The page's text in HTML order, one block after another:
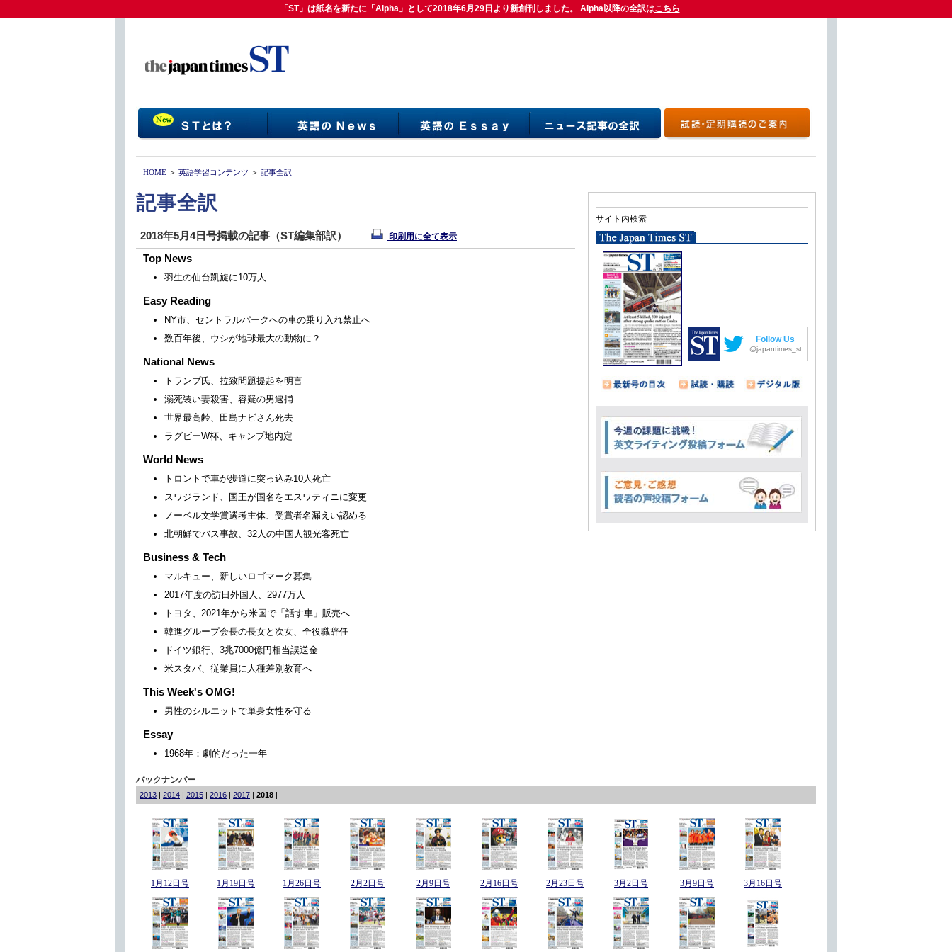
「ST」は紙名を新たに「Alpha」として2018年6月29日より新創刊しました。 Alpha以降の全訳はこちら
「ST」は紙名を新たに「Alpha」として2018年6月29日より新創刊しました。 Alpha以降の全訳はこちら
HOME ＞ 英語学習コンテンツ ＞ 記事全訳
記事全訳
2018年5月4日号掲載の記事（ST編集部訳） 印刷用に全て表示
Top News
羽生の仙台凱旋に10万人
Easy Reading
NY市、セントラルパークへの車の乗り入れ禁止へ
数百年後、ウシが地球最大の動物に？
National News
トランプ氏、拉致問題提起を明言
溺死装い妻殺害、容疑の男逮捕
世界最高齢、田島ナビさん死去
ラグビーW杯、キャンプ地内定
World News
トロントで車が歩道に突っ込み10人死亡
スワジランド、国王が国名をエスワティニに変更
ノーベル文学賞選考主体、受賞者名漏えい認める
北朝鮮でバス事故、32人の中国人観光客死亡
Business & Tech
マルキュー、新しいロゴマーク募集
2017年度の訪日外国人、2977万人
トヨタ、2021年から米国で「話す車」販売へ
韓進グループ会長の長女と次女、全役職辞任
ドイツ銀行、3兆7000億円相当誤送金
米スタバ、従業員に人種差別教育へ
This Week's OMG!
男性のシルエットで単身女性を守る
Essay
1968年：劇的だった一年
サイト内検索
Follow Us
@japantimes_st
バックナンバー
2013 | 2014 | 2015 | 2016 | 2017 | 2018 |
1月12日号 1月19日号 1月26日号 2月2日号 2月9日号 2月16日号 2月23日号 3月2日号 3月9日号 3月16日号